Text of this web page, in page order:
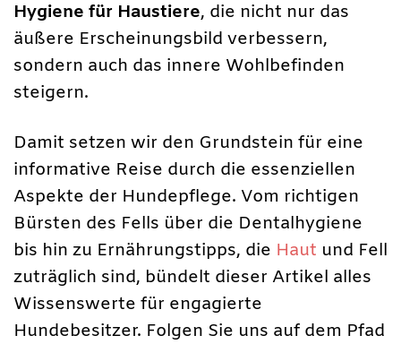
Hygiene für Haustiere, die nicht nur das
äußere Erscheinungsbild verbessern,
sondern auch das innere Wohlbefinden
steigern.
Damit setzen wir den Grundstein für eine
informative Reise durch die essenziellen
Aspekte der Hundepflege. Vom richtigen
Bürsten des Fells über die Dentalhygiene
bis hin zu Ernährungstipps, die Haut und Fell
zuträglich sind, bündelt dieser Artikel alles
Wissenswerte für engagierte
Hundebesitzer. Folgen Sie uns auf dem Pfad